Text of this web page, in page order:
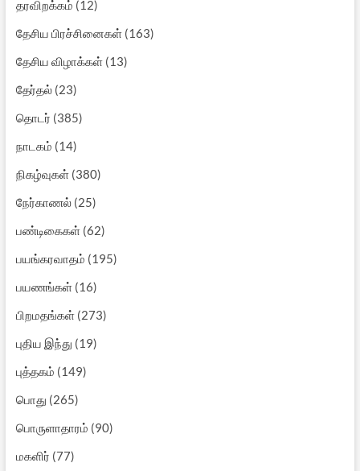
தரவிறக்கம் (12)
தேசிய பிரச்சினைகள்(163)
தேசிய விழாக்கள்(13)
தேர்தல்(23)
தொடர் (385)
நாடகம் (14)
நிகழ்வுகள்(380)
நேர்காணல்(25)
பண்டிகைகள்(62)
பயங்கரவாதம் (195)
பயணங்கள்(16)
பிறமதங்கள்(273)
புதிய இந்து (19)
புத்தகம் (149)
பொது (265)
பொருளாதாரம் (90)
மகளிர் (77)